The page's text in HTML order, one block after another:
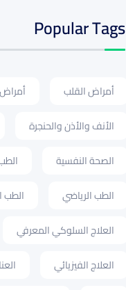
Popular Tags
أمراض القلب أمراض
الأنف والأذن والحنجرة
الصحة النفسية
الطب الرياضي
الطب
العلاج السلوكي المعرفي
العلاج الفيزيائي